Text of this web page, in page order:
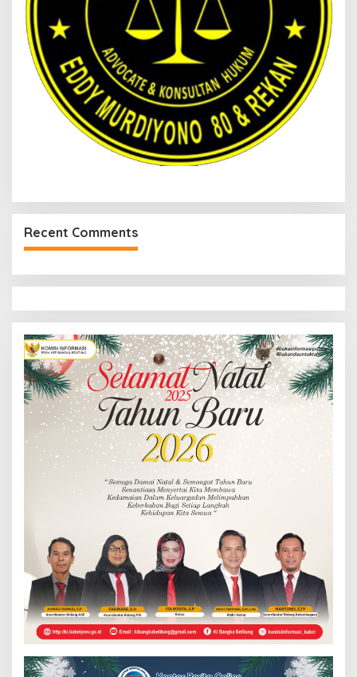
Recent Comments